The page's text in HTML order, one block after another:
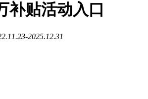
补贴活动入口
2025.12.31